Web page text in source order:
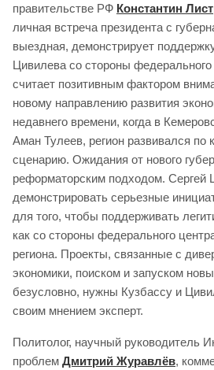
правительстве РФ Константин
личная встреча президента с
выездная, демонстрирует
Цивилева со стороны
считает позитивным фактором
новому направлению развития
недавнего времени, когда в
Аман Тулеев, регион развивался по
сценарию. Ожидания от нового
реформаторским подходом. Сергей
демонстрировать серьезные
для того, чтобы поддерживать
как со стороны федерального
региона. Проекты, связанные с
экономики, поиском и запуском
безусловно, нужны Кузбассу и
своим мнением эксперт.
Политолог, научный руководитель
проблем Дмитрий Журавлёв,